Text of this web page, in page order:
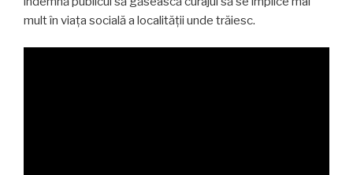
mult în viața socială a localității unde trăiesc.